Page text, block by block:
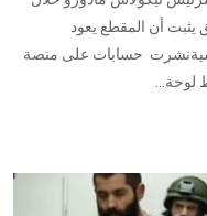
التحقق يثبت أن المقطع يعود
الرئاسيةنشرت حسابات على منصة